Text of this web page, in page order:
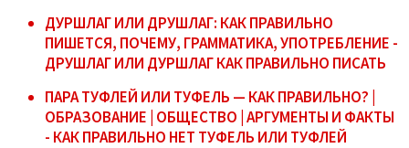
ДУРШЛАГ ИЛИ ДРУШЛАГ: КАК ПРАВИЛЬНО
ПИШЕТСЯ, ПОЧЕМУ, ГРАММАТИКА, УПОТРЕБЛЕНИЕ -
ДРУШЛАГ ИЛИ ДУРШЛАГ КАК ПРАВИЛЬНО ПИСАТЬ
ПАРА ТУФЛЕЙ ИЛИ ТУФЕЛЬ — КАК ПРАВИЛЬНО? |
ОБРАЗОВАНИЕ | ОБЩЕСТВО | АРГУМЕНТЫ И ФАКТЫ
- КАК ПРАВИЛЬНО НЕТ ТУФЕЛЬ ИЛИ ТУФЛЕЙ